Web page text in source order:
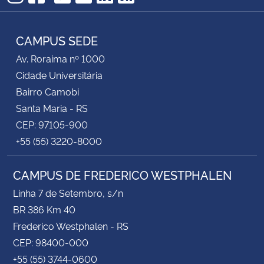
Instagram
Facebook
TikTok
Twitter
YouTube
LinkedIn
RSS
CAMPUS SEDE
Av. Roraima nº 1000
Cidade Universitária
Bairro Camobi
Santa Maria - RS
CEP: 97105-900
+55 (55) 3220-8000
CAMPUS DE FREDERICO WESTPHALEN
Linha 7 de Setembro, s/n
BR 386 Km 40
Frederico Westphalen - RS
CEP: 98400-000
+55 (55) 3744-0600